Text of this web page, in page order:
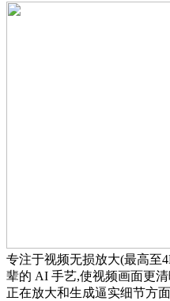
专注于视频无损放大(最高至
辈的 AI 手艺,使视频画面更
正在放大和生成逼实细节方